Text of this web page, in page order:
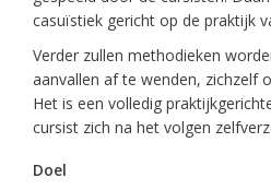
casuïstiek gericht op de praktijk
Verder zullen methodieken
aanvallen af te wenden, zichzelf
Het is een volledig
cursist zich na het volgen
Doel